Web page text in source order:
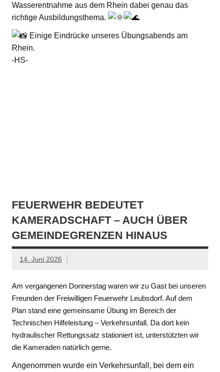
Wasserentnahme aus dem Rhein dabei genau das
richtige Ausbildungsthema.
Einige Eindrücke unseres Übungsabends am
Rhein.
-HS-
FEUERWEHR BEDEUTET
KAMERADSCHAFT – AUCH ÜBER
GEMEINDEGRENZEN HINAUS
14. Juni 2026
Am vergangenen Donnerstag waren wir zu Gast bei unseren
Freunden der Freiwilligen Feuerwehr Leubsdorf. Auf dem
Plan stand eine gemeinsame Übung im Bereich der
Technischen Hilfeleistung – Verkehrsunfall. Da dort kein
hydraulischer Rettungssatz stationiert ist, unterstützten wir
die Kameraden natürlich gerne.
Angenommen wurde ein Verkehrsunfall, bei dem ein